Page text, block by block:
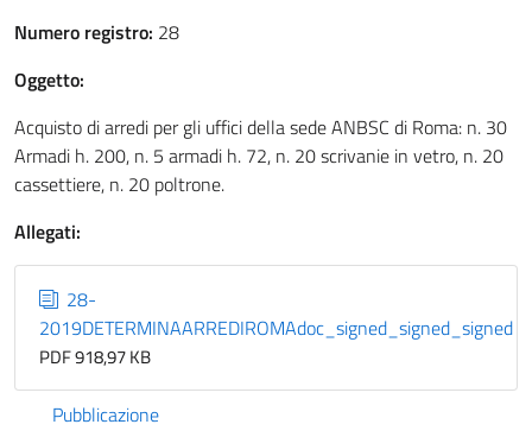
Numero registro: 28
Oggetto:
Acquisto di arredi per gli uffici della sede ANBSC di Roma: n. 30
Armadi h. 200, n. 5 armadi h. 72, n. 20 scrivanie in vetro, n. 20
cassettiere, n. 20 poltrone.
Allegati:
28-
2019DETERMINAARREDIROMAdoc_signed_signed_signed
PDF 918,97 KB
Pubblicazione